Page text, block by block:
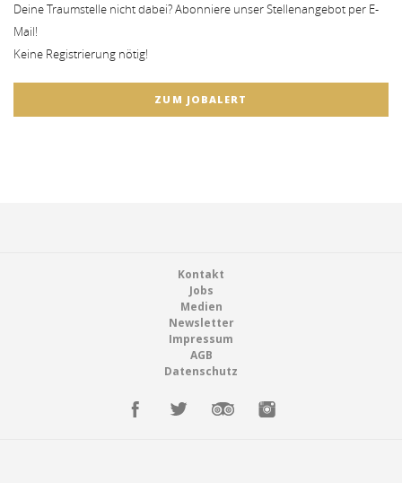
Deine Traumstelle nicht dabei? Abonniere unser Stellenangebot per E-
Mail!
Keine Registrierung nötig!
ZUM JOBALERT
Kontakt
Jobs
Medien
Newsletter
Impressum
AGB
Datenschutz